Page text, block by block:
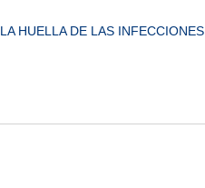
LA HUELLA DE LAS INFECCIONES